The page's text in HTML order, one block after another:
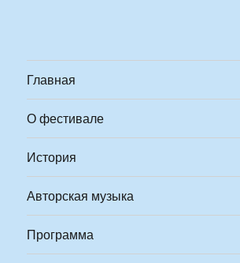
Главная
О фестивале
История
Авторская музыка
Программа